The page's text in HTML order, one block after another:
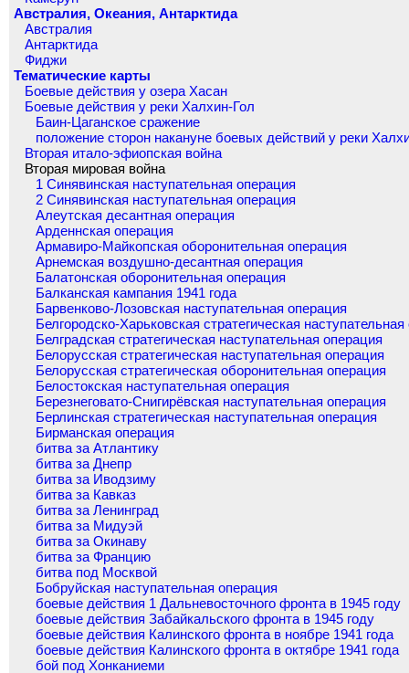
Австралия, Океания, Антарктида
Австралия
Антарктида
Фиджи
Тематические карты
Боевые действия у озера Хасан
Боевые действия у реки Халхин-Гол
Баин-Цаганское сражение
положение сторон накануне боевых действий у реки
Вторая итало-эфиопская война
Вторая мировая война
1 Синявинская наступательная операция
2 Синявинская наступательная операция
Алеутская десантная операция
Арденнская операция
Армавиро-Майкопская оборонительная операция
Арнемская воздушно-десантная операция
Балатонская оборонительная операция
Балканская кампания 1941 года
Барвенково-Лозовская наступательная операция
Белгородско-Харьковская стратегическая
Белградская стратегическая наступательная операция
Белорусская стратегическая наступательная операция
Белорусская стратегическая оборонительная операция
Белостокская наступательная операция
Березнеговато-Снигирёвская наступательная операция
Берлинская стратегическая наступательная операция
Бирманская операция
битва за Атлантику
битва за Днепр
битва за Иводзиму
битва за Кавказ
битва за Ленинград
битва за Мидуэй
битва за Окинаву
битва за Францию
битва под Москвой
Бобруйская наступательная операция
боевые действия 1 Дальневосточного фронта в 1945 году
боевые действия Забайкальского фронта в 1945 году
боевые действия Калинского фронта в ноябре 1941 года
боевые действия Калинского фронта в октябре 1941 года
бой под Хонканиеми